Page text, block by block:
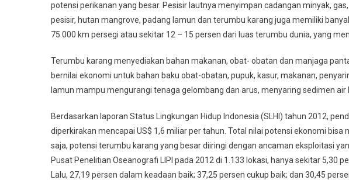
potensi perikanan yang besar. Pesisir lautnya menyimpan cadangan minyak,
pesisir, hutan mangrove, padang lamun dan terumbu karang juga memiliki
75.000 km persegi atau sekitar 12 – 15 persen dari luas terumbu dunia, yang
Terumbu karang menyediakan bahan makanan, obat- obatan dan manjaga
bernilai ekonomi untuk bahan baku obat-obatan, pupuk, kasur, makanan,
lamun mampu mengurangi tenaga gelombang dan arus, menyaring sedimen
Berdasarkan laporan Status Lingkungan Hidup Indonesia (SLHI) tahun 2012,
diperkirakan mencapai US$ 1,6 miliar per tahun. Total nilai potensi ekonomi bisa
saja, potensi terumbu karang yang besar diiringi dengan ancaman eksploitasi
Pusat Penelitian Oseanografi LIPI pada 2012 di 1.133 lokasi, hanya sekitar 5,30
Lalu, 27,19 persen dalam keadaan baik; 37,25 persen cukup baik; dan 30,45